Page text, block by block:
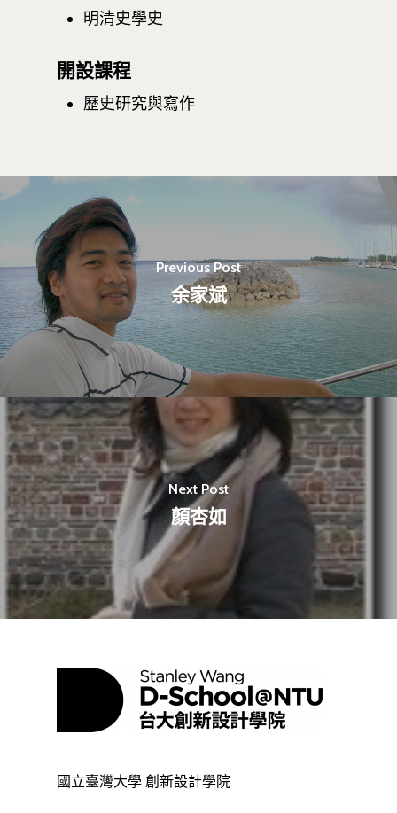
明清史學史
開設課程
歷史研究與寫作
Previous Post
余家斌
Next Post
顏杏如
國立臺灣大學 創新設計學院
最新消息
關於我們
學院簡介
團隊成員
領域專長
業務單位
創新領域學士學位學程
創意創業學分學程
跟著董總實習
企業出題X臺大解題
相關表單
D電子報
EN